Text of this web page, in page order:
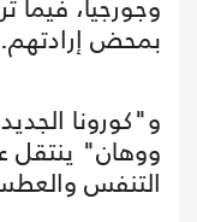
بمحض إرادتهم.
و"كورونا
ووهان" ينتقل
التنفس